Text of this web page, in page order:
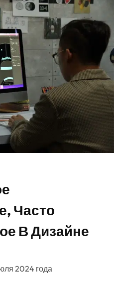
Часто
В Дизайне
2024 года